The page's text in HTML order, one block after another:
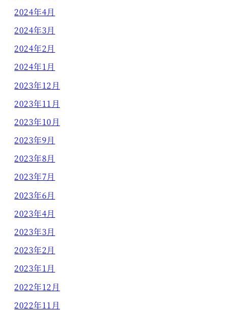
2024年4月
2024年3月
2024年2月
2024年1月
2023年12月
2023年11月
2023年10月
2023年9月
2023年8月
2023年7月
2023年6月
2023年4月
2023年3月
2023年2月
2023年1月
2022年12月
2022年11月